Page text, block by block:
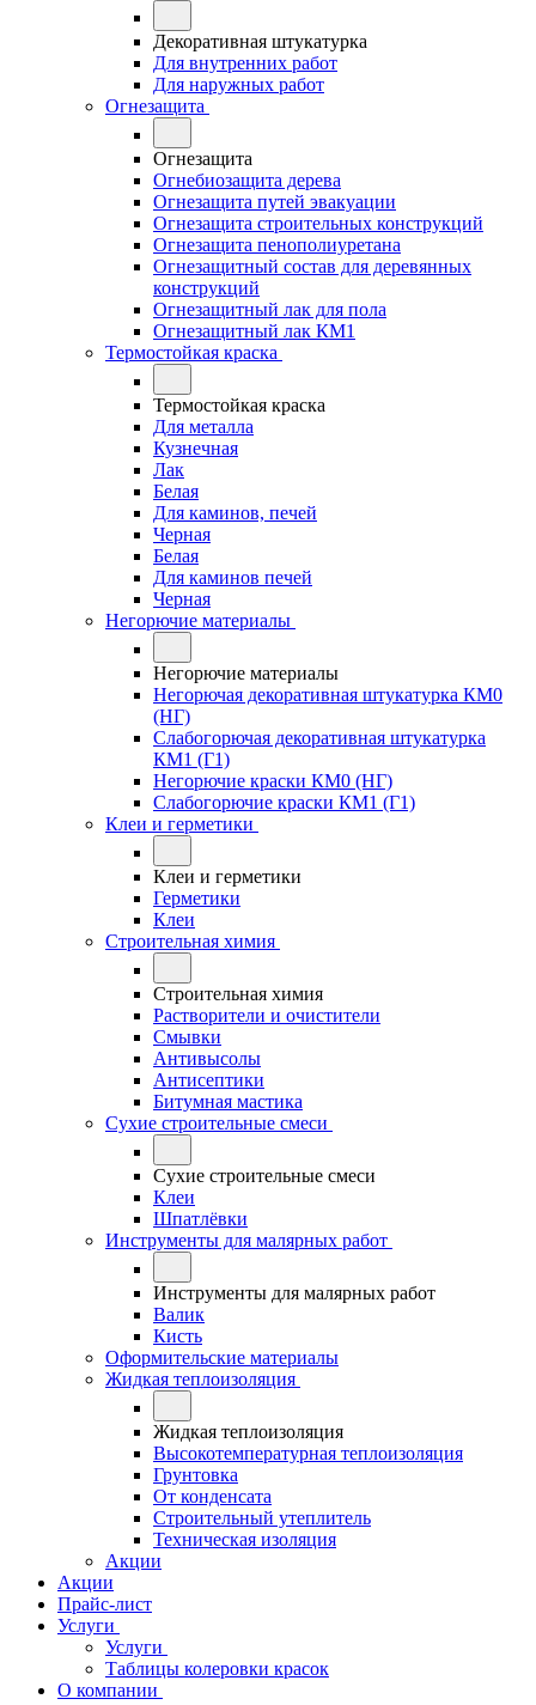
Декоративная штукатурка
Для внутренних работ
Для наружных работ
Огнезащита
Огнезащита
Огнебиозащита дерева
Огнезащита путей эвакуации
Огнезащита строительных конструкций
Огнезащита пенополиуретана
Огнезащитный состав для деревянных
конструкций
Огнезащитный лак для пола
Огнезащитный лак КМ1
Термостойкая краска
Термостойкая краска
Для металла
Кузнечная
Лак
Белая
Для каминов, печей
Черная
Белая
Для каминов печей
Черная
Негорючие материалы
Негорючие материалы
Негорючая декоративная штукатурка КМ0
(НГ)
Слабогорючая декоративная штукатурка
КМ1 (Г1)
Негорючие краски КМ0 (НГ)
Слабогорючие краски КМ1 (Г1)
Клеи и герметики
Клеи и герметики
Герметики
Клеи
Строительная химия
Строительная химия
Растворители и очистители
Смывки
Антивысолы
Антисептики
Битумная мастика
Сухие строительные смеси
Сухие строительные смеси
Клеи
Шпатлёвки
Инструменты для малярных работ
Инструменты для малярных работ
Валик
Кисть
Оформительские материалы
Жидкая теплоизоляция
Жидкая теплоизоляция
Высокотемпературная теплоизоляция
Грунтовка
От конденсата
Строительный утеплитель
Техническая изоляция
Акции
Акции
Прайс-лист
Услуги
Услуги
Таблицы колеровки красок
О компании